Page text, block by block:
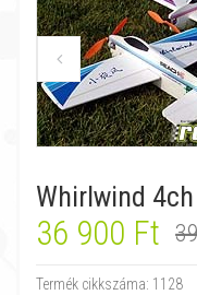
Whirlwind
36 900 Ft
Termék cikkszáma: 1128